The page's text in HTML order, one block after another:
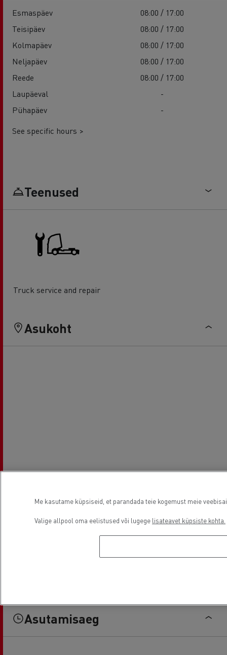
Esmaspäev
08:00 / 17:00
Teisipäev
08:00 / 17:00
Kolmapäev
08:00 / 17:00
Neljapäev
08:00 / 17:00
Reede
08:00 / 17:00
Laupäeval
-
Pühapäev
-
See specific hours >
Teenused
Truck service and repair
Asukoht
Asutamisaeg
Me kasutame küpsiseid, et parandada teie kogemust meie
Valige allpool oma eelistused või lugege lisateavet küpsiste kohta.